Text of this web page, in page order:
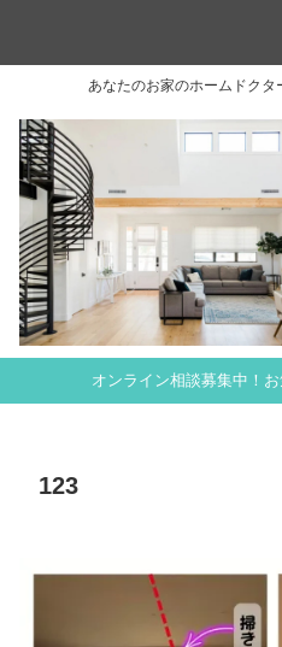
あなたのお家のホームドクタ
オンライン相談募集中！
123